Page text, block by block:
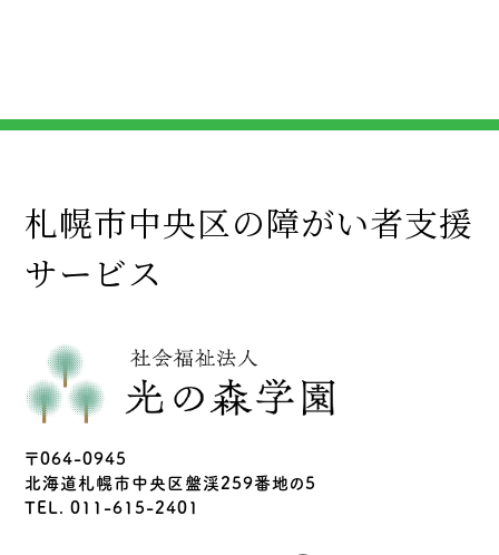
札幌市中央区の障がい者支援
サービス
〒064-0945
北海道札幌市中央区盤渓259番地の5
TEL. 011-615-2401